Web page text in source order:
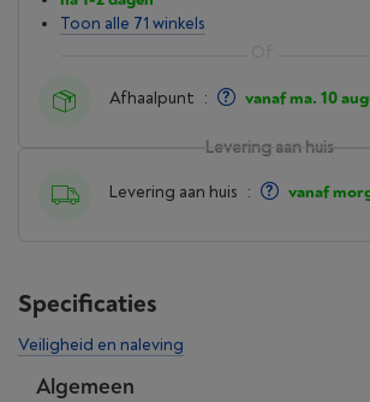
Levering aan huis
Levering aan huis : vanaf
Toon alle 71 winkels
Afhaalpunt : vanaf ma. 10
Specificaties
Veiligheid en naleving
Algemeen